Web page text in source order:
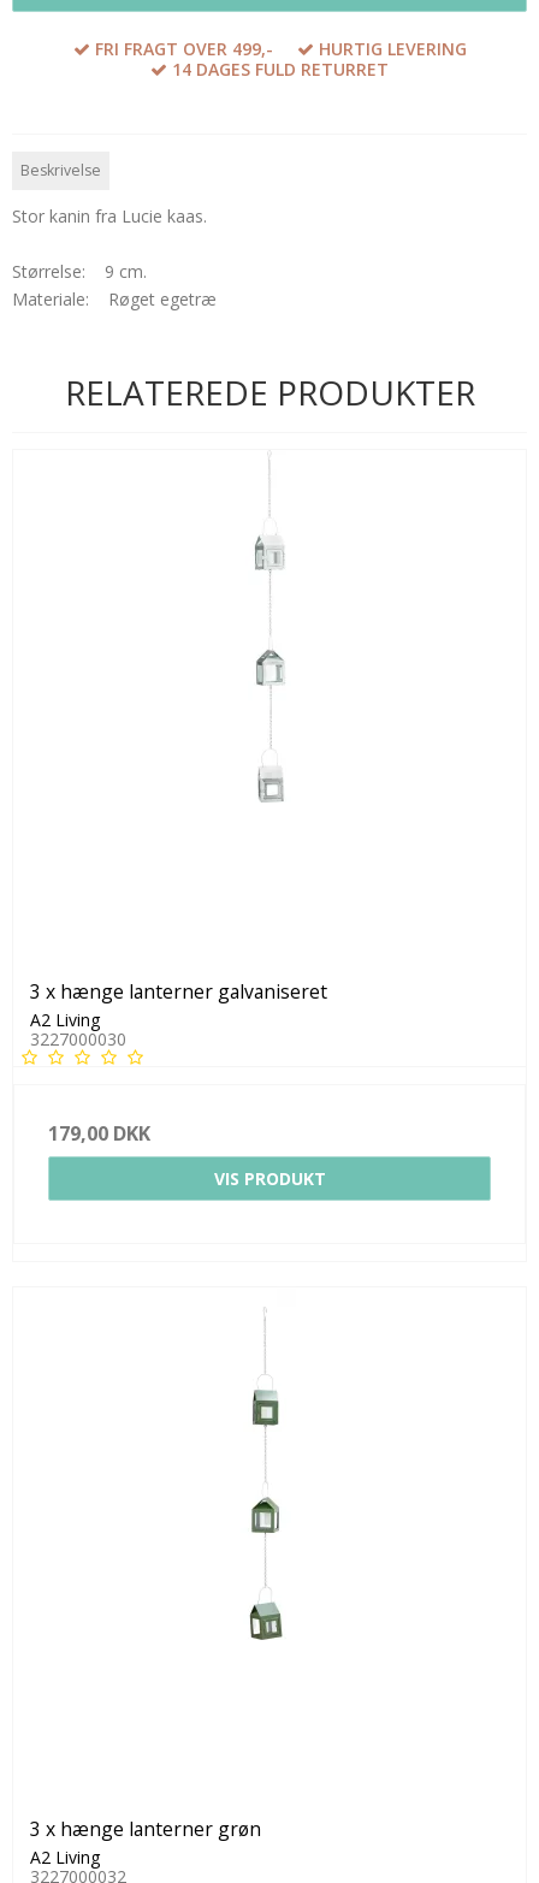
FRI FRAGT OVER 499,-
HURTIG LEVERING
14 DAGES FULD RETURRET
Beskrivelse
Stor kanin fra Lucie kaas.
Størrelse: 9 cm.
Materiale: Røget egetræ
RELATEREDE PRODUKTER
3 x hænge lanterner galvaniseret
A2 Living
3227000030
179,00 DKK
VIS PRODUKT
3 x hænge lanterner grøn
A2 Living
3227000032